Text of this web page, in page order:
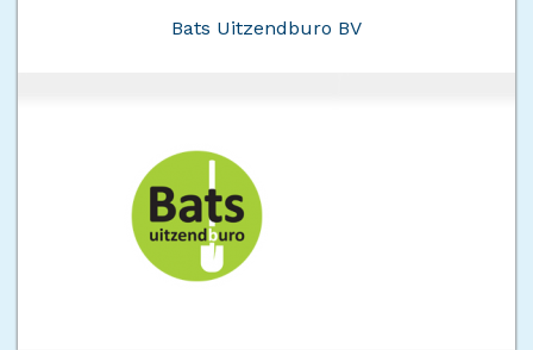
Bats Uitzendburo BV